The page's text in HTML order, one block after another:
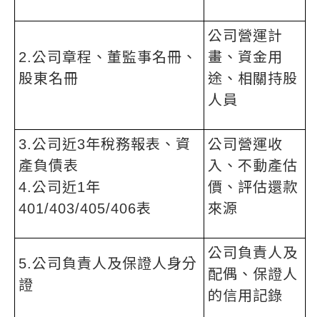
2.公司章程、董監事名冊、
股東名冊
公司營運計
畫、資金用
途、相關持股
人員
3.公司近3年稅務報表、資
產負債表
4.公司近1年
401/403/405/406表
公司營運收
入、不動產估
價、評估還款
來源
5.公司負責人及保證人身分
證
公司負責人及
配偶、保證人
的信用記錄